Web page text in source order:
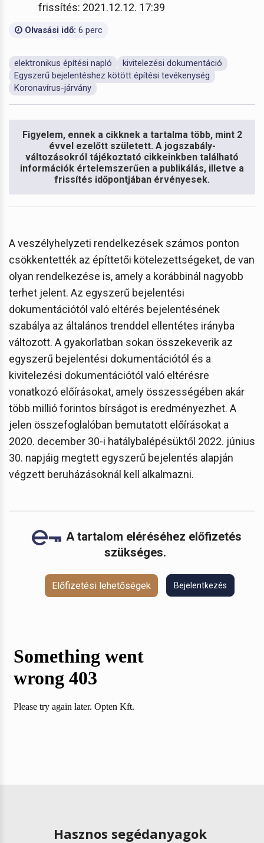
frissítés: 2021.12.12. 17:39
Olvasási idő: 6 perc
elektronikus építési napló
kivitelezési dokumentáció
Egyszerű bejelentéshez kötött építési tevékenység
Koronavírus-járvány
Figyelem, ennek a cikknek a tartalma több, mint 2
évvel ezelőtt született. A jogszabály-
változásokról tájékoztató cikkeinkben található
információk értelemszerűen a publikálás, illetve a
frissítés időpontjában érvényesek.
A veszélyhelyzeti rendelkezések számos ponton
csökkentették az építtetői kötelezettségeket, de van
olyan rendelkezése is, amely a korábbinál nagyobb
terhet jelent. Az egyszerű bejelentési
dokumentációtól való eltérés bejelentésének
szabálya az általános trenddel ellentétes irányba
változott. A gyakorlatban sokan összekeverik az
egyszerű bejelentési dokumentációtól és a
kivitelezési dokumentációtól való eltérésre
vonatkozó előírásokat, amely összességében akár
több millió forintos bírságot is eredményezhet. A
jelen összefoglalóban bemutatott előírásokat a
2020. december 30-i hatálybalépésüktől 2022. június
30. napjáig megtett egyszerű bejelentés alapján
végzett beruházásoknál kell alkalmazni.
A tartalom eléréséhez előfizetés
szükséges.
Előfizetési lehetőségek Bejelentkezés
Hasznos segédanyagok